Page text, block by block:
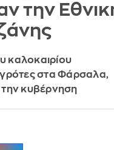
την
καλοκαιρίου
στα Φάρσαλα,
κυβέρνηση